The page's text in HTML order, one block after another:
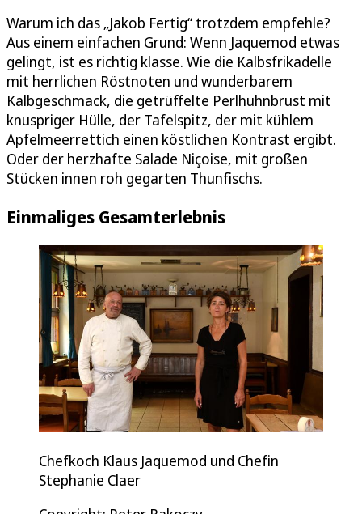
Warum ich das „Jakob Fertig“ trotzdem empfehle?
Aus einem einfachen Grund: Wenn Jaquemod etwas
gelingt, ist es richtig klasse. Wie die Kalbsfrikadelle
mit herrlichen Röstnoten und wunderbarem
Kalbgeschmack, die getrüffelte Perlhuhnbrust mit
knuspriger Hülle, der Tafelspitz, der mit kühlem
Apfelmeerrettich einen köstlichen Kontrast ergibt.
Oder der herzhafte Salade Niçoise, mit großen
Stücken innen roh gegarten Thunfischs.
Einmaliges Gesamterlebnis
Chefkoch Klaus Jaquemod und Chefin
Stephanie Claer